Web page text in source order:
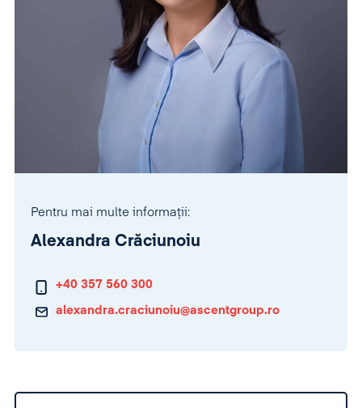
Pentru mai multe informații:
Alexandra Crăciunoiu
+40 357 560 300
alexandra.craciunoiu@ascentgroup.ro